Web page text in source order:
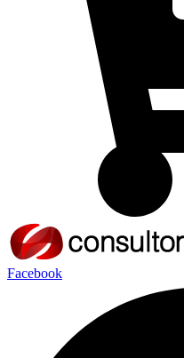
Facebook